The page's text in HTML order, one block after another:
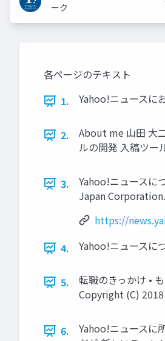
ーク
各ページのテキスト
1.
Yahoo!ニュースに
2.
About me 山田 大
ルの開発 入稿ツー
3.
Yahoo!ニュースに
Japan
https://
4.
Yahoo!ニュースに
5.
転職のきっかけ •
Copyright (C)
6.
Yahoo!ニュースに